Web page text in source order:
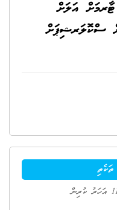
2 ވަނަ ޓާރމަށް އަލަށް
ސްކޮލަރޝިޕަށް